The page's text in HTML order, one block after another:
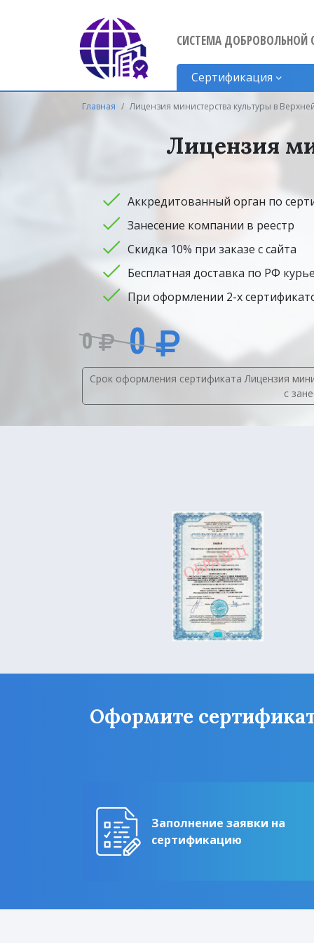
СИСТЕМА ДОБРОВОЛЬНОЙ
Сертификация
Главная Лицензия министерства культуры в
Лицензия
Аккредитованный орган по
Занесение компании в реестр
Скидка 10% при заказе с сайта
Бесплатная доставка по РФ
При оформлении 2-х
0 0
Срок оформления сертификата Лицензия
с
Оформите
Заполнение заявки на
сертификацию